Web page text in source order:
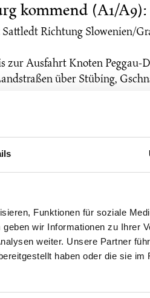
Funktionen für soziale
wir Informationen zu Ihrer
weiter. Unsere Partner
haben oder die sie im
kommend (A1/A9):
Richtung Slowenien/
zur Ausfahrt Knoten Peggau-
über Stübing,
Zufahrtsstraßen
die Bärnbacherstraße
ist
(Autos und Busse)